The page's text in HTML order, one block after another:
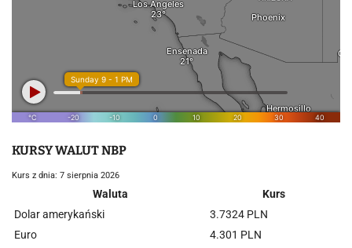
KURSY WALUT NBP
Kurs z dnia: 7 sierpnia 2026
Waluta
Kurs
Dolar amerykański
3.7324 PLN
Euro
4.301 PLN